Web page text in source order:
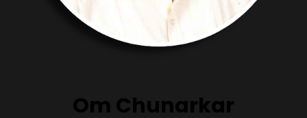
Om Chunarkar